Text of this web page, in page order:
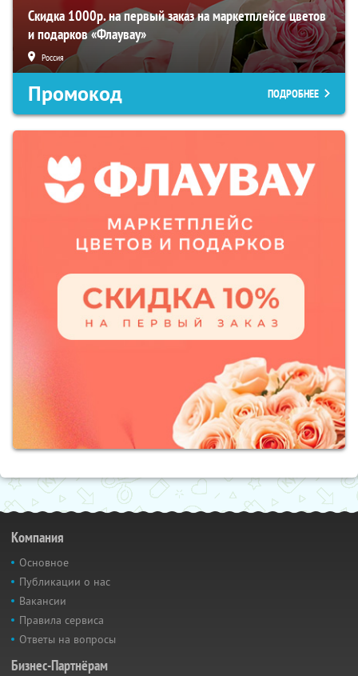
Скидка 1000р. на первый заказ на маркетплейсе цветов
и подарков «Флаувау»
Россия
Промокод ПОДРОБНЕЕ
Компания
Основное
Публикации о нас
Вакансии
Правила сервиса
Ответы на вопросы
Бизнес-Партнёрам